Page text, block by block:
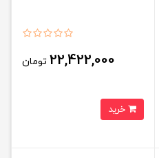
22,422,000 تومان